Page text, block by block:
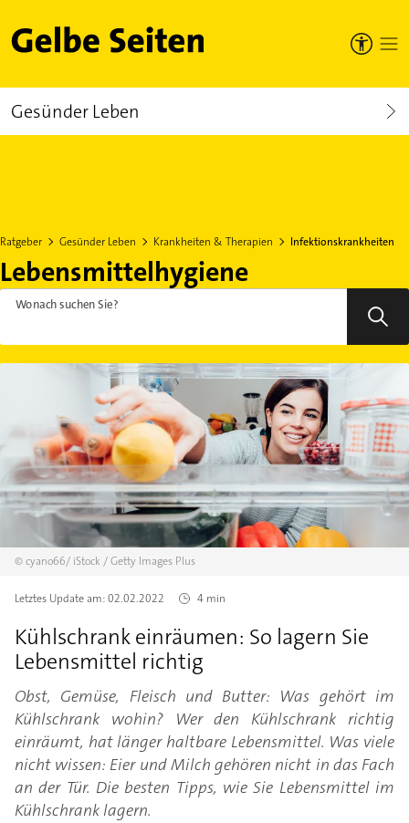
Gelbe Seiten
Gesünder Leben
Ratgeber Gesünder Leben Krankheiten & Therapien Infektionskrankheiten
Lebensmittelhygiene
Wonach suchen Sie?
©cyano66/ iStock / Getty Images Plus
Letztes Update am:02.02.2022 4 min
Kühlschrank einräumen: So lagern Sie
Lebensmittel richtig
Obst, Gemüse, Fleisch und Butter: Was gehört im
Kühlschrank wohin? Wer den Kühlschrank richtig
einräumt, hat länger haltbare Lebensmittel. Was viele
nicht wissen: Eier und Milch gehören nicht in das Fach
an der Tür. Die besten Tipps, wie Sie Lebensmittel im
Kühlschrank lagern.